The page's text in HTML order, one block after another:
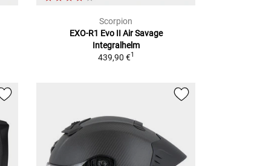
Scorpion
EXO-R1 Evo II Air Savage
Integralhelm
439,90 €1